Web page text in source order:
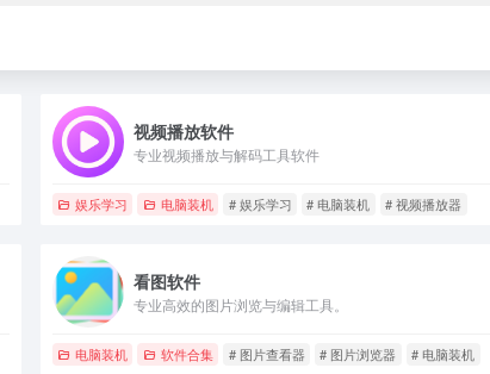
视频播放软件
专业视频播放与解码工具软件
娱乐学习 电脑装机 # 娱乐学习 # 电脑装机 # 视频播放器
看图软件
专业高效的图片浏览与编辑工具。
电脑装机 软件合集 # 图片查看器 # 图片浏览器 # 电脑装机